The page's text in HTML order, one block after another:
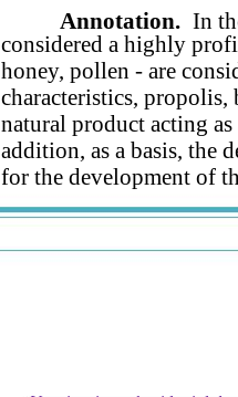
Annotation. In
considered a highly
honey, pollen - are
characteristics, propolis,
natural product acting
addition, as a basis, the
for the development of